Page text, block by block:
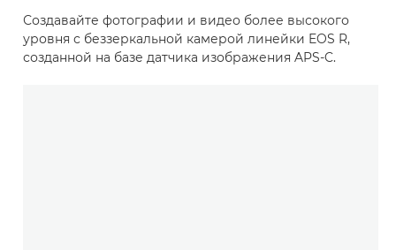
Создавайте фотографии и видео более высокого
уровня с беззеркальной камерой линейки EOS R,
созданной на базе датчика изображения APS-C.